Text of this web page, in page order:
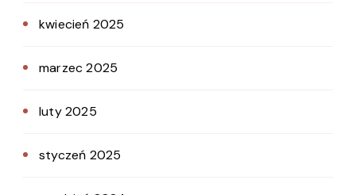
kwiecień 2025
marzec 2025
luty 2025
styczeń 2025